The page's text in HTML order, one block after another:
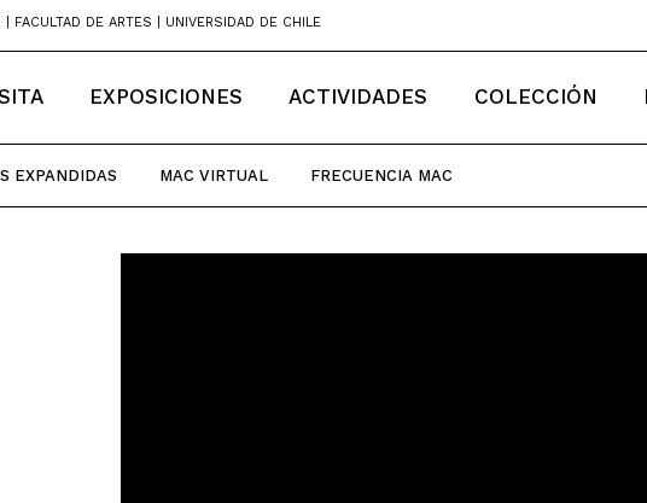
FACULTAD DE ARTES | UNIVERSIDAD DE CHILE
EXPOSICIONES ACTIVIDADES COLECCIÓN
EXPANDIDAS MAC VIRTUAL FRECUENCIA MAC